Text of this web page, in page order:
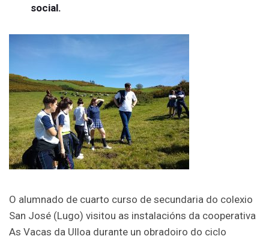
social.
O alumnado de cuarto curso de secundaria do colexio
San José (Lugo) visitou as instalacións da cooperativa
As Vacas da Ulloa durante un obradoiro do ciclo